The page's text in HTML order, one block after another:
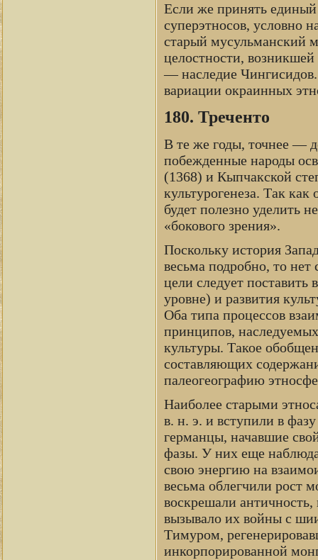
Если же принять
суперэтносов, условно
старый мусульманский
целостности,
— наследие
вариации окраинных
180. Треченто
В те же годы, точнее —
побежденные народы
(1368) и Кыпчакской
культурогенеза. Так как
будет полезно уделить
«бокового зрения».
Поскольку история
весьма подробно, то
цели следует поставить
уровне) и развития
Оба типа процессов
принципов,
культуры. Такое
составляющих
палеогеографию
Наиболее старыми
в. н. э. и вступили в
германцы, начавшие
фазы. У них еще
свою энергию на
весьма облегчили рост
воскрешали
вызывало их войны с
Тимуром,
инкорпорированной